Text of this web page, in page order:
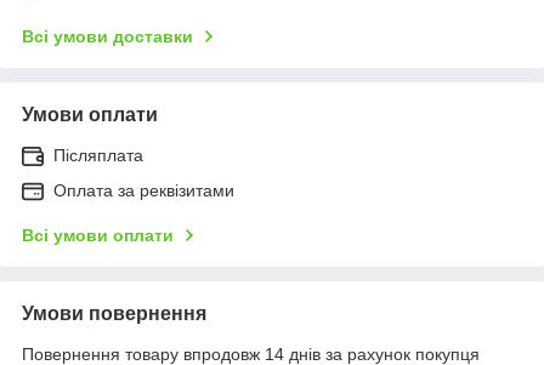
Всі умови доставки
Умови оплати
Післяплата
Оплата за реквізитами
Всі умови оплати
Умови повернення
Повернення товару впродовж 14 днів за рахунок покупця